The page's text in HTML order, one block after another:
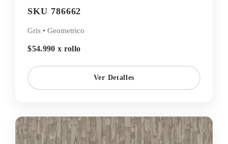
SKU 786662
Gris • Geometrico
$54.990 x rollo
Ver Detalles